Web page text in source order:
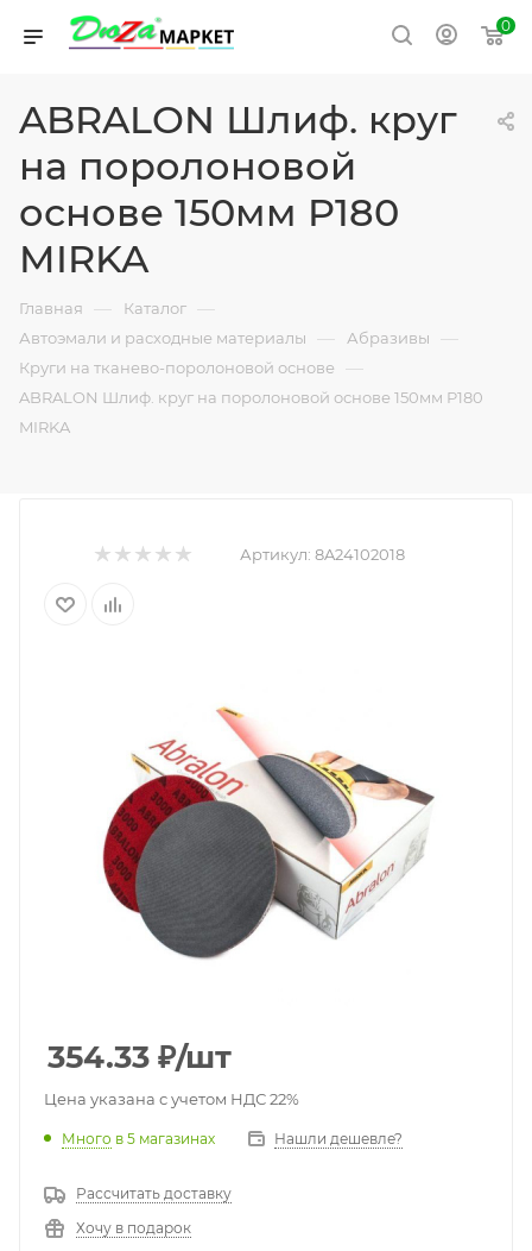
0
ABRALON Шлиф. круг
на поролоновой
основе 150мм P180
MIRKA
Главная — Каталог —
Автоэмали и расходные материалы — Абразивы —
Круги на тканево-поролоновой основе —
ABRALON Шлиф. круг на поролоновой основе 150мм P180
MIRKA
Артикул: 8A24102018
354.33 ₽/шт
Цена указана с учетом НДС 22%
Много в 5 магазинах Нашли дешевле?
Рассчитать доставку
Хочу в подарок